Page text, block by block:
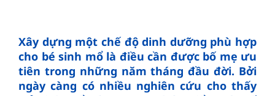
Xây dựng một chế độ dinh dưỡng phù hợp
cho bé sinh mổ là điều cần được bố mẹ ưu
tiên trong những năm tháng đầu đời. Bởi
ngày càng có nhiều nghiên cứu cho thấy